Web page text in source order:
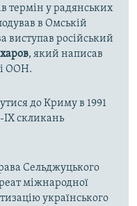
термін у радянських
в Омській
виступав російський
, який написав
ООН.
до Криму в 1991
IX скликань
Сельджуцького
міжнародної
українського